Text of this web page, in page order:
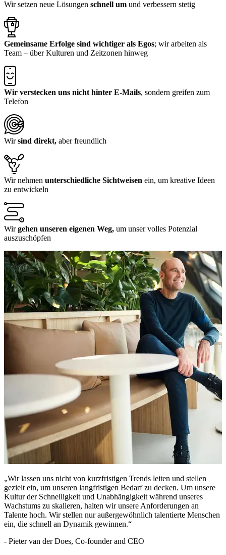
Wir setzen neue Lösungen schnell um und verbessern stetig
​​​Gemeinsame Erfolge sind wichtiger als Egos; wir arbeiten als
Team – über Kulturen und Zeitzonen hinweg
​Wir verstecken uns nicht hinter E-Mails, sondern greifen zum
Telefon
Wirsind direkt, aber freundlich
Wir nehmen unterschiedliche Sichtweisen ein, um kreative Ideen
zu entwickeln
Wirgehen unseren eigenen Weg, um unser volles Potenzial
auszuschöpfen
„Wir lassen uns nicht von kurzfristigen Trends leiten und stellen
gezielt ein, um unseren langfristigen Bedarf zu decken. Um unsere
Kultur der Schnelligkeit und Unabhängigkeit während unseres
Wachstums zu skalieren, halten wir unsere Anforderungen an
Talente hoch. Wir stellen nur außergewöhnlich talentierte Menschen
ein, die schnell an Dynamik gewinnen.“
- Pieter van der Does, Co-founder and CEO